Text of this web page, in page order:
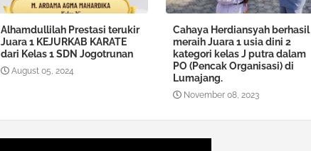
Alhamdullilah Prestasi terukir
Juara 1 KEJURKAB KARATE
dari Kelas 1 SDN Jogotrunan
August 05, 2024
Cahaya Herdiansyah berhasil
meraih Juara 1 usia dini 2
kategori kelas J putra dalam
PO (Pencak Organisasi) di
Lumajang.
November 08, 2023